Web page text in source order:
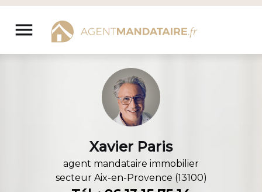
Aller
contenu
menu
Xavier Paris
agent mandataire immobilier
secteur Aix-en-Provence (13100)